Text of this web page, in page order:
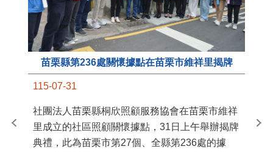
苗栗縣第236處關懷據點在苗栗市維祥里揭牌
115-07-31
社團法人苗栗縣桐欣照顧服務協會在苗栗市維祥
里成立的社區照顧關懷據點，31日上午舉辦揭牌
典禮，此為苗栗市第27個、全縣第236處的據
苗